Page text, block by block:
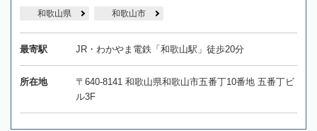
和歌山県 和歌山市
最寄駅 JR・わかやま電鉄「和歌山駅」徒歩20分
所在地
〒640-8141 和歌山県和歌山市五番丁10番地 五番丁ビ
ル3F